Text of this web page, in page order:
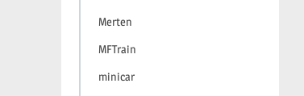
Merten
MFTrain
minicar